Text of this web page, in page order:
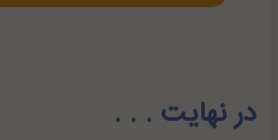
در نهایت . . .